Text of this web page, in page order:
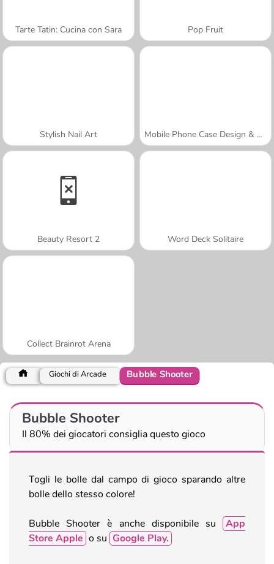
Tarte Tatin: Cucina con Sara Pop Fruit
Stylish Nail Art Mobile Phone Case Design & DIY
Beauty Resort 2 Word Deck Solitaire
Collect Brainrot Arena
Giochi di Arcade Bubble Shooter
Bubble Shooter
Il 80% dei giocatori consiglia questo gioco
Togli le bolle dal campo di gioco sparando altre
bolle dello stesso colore!
Bubble Shooter è anche disponibile su
App
Store Apple o su Google Play.